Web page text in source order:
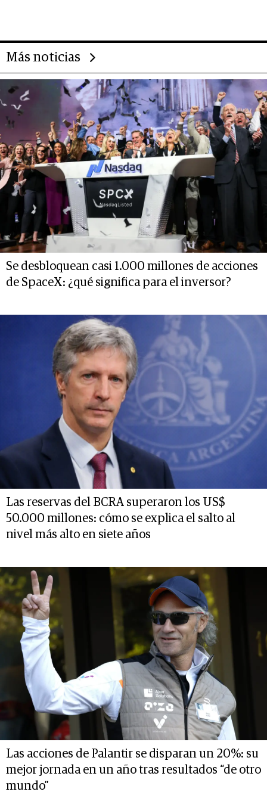
Más noticias
Se desbloquean casi 1.000 millones de acciones
de SpaceX: ¿qué significa para el inversor?
Las reservas del BCRA superaron los US$
50.000 millones: cómo se explica el salto al
nivel más alto en siete años
Las acciones de Palantir se disparan un 20%: su
mejor jornada en un año tras resultados “de otro
mundo”